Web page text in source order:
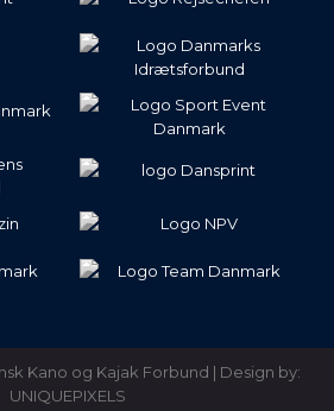
Kano og Kajak Forbund | Design by:
UNIQUEPIXELS